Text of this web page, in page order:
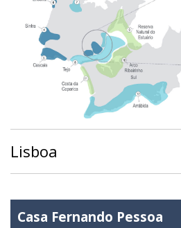
Lisboa
Casa Fernando Pessoa